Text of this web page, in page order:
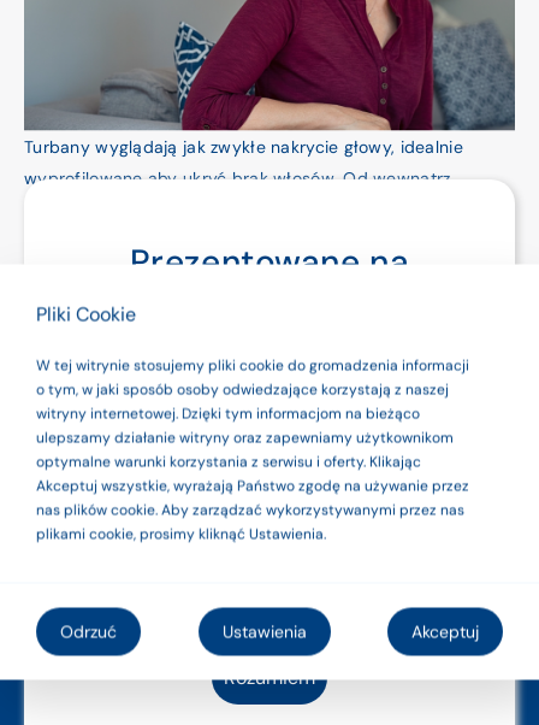
Turbany wyglądają jak zwykłe nakrycie głowy, idealnie
wyprofilowane aby ukryć brak włosów. Od wewnątrz
Prezentowane na
stronie produkty są
wyrobami
medycznymi. Dla
bezpieczeństwa
używaj ich zgodnie
z instrukcją
etykietą.
Rozumiem
Nasza firma
Pliki Cookie
W tej witrynie stosujemy pliki cookie do gromadzenia informacji
o tym, w jaki sposób osoby odwiedzające korzystają z naszej
witryny internetowej. Dzięki tym informacjom na bieżąco
ulepszamy działanie witryny oraz zapewniamy użytkownikom
optymalne warunki korzystania z serwisu i oferty. Klikając
Akceptuj wszystkie, wyrażają Państwo zgodę na używanie przez
nas plików cookie. Aby zarządzać wykorzystywanymi przez nas
plikami cookie, prosimy kliknąć Ustawienia.
Odrzuć Ustawienia Akceptuj